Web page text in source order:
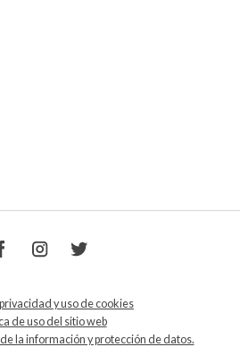
y uso de cookies
de uso del sitio web
la información y protección de datos.